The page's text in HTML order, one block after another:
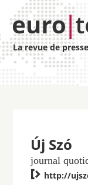
La revue de
Új Szó
journal
 http://